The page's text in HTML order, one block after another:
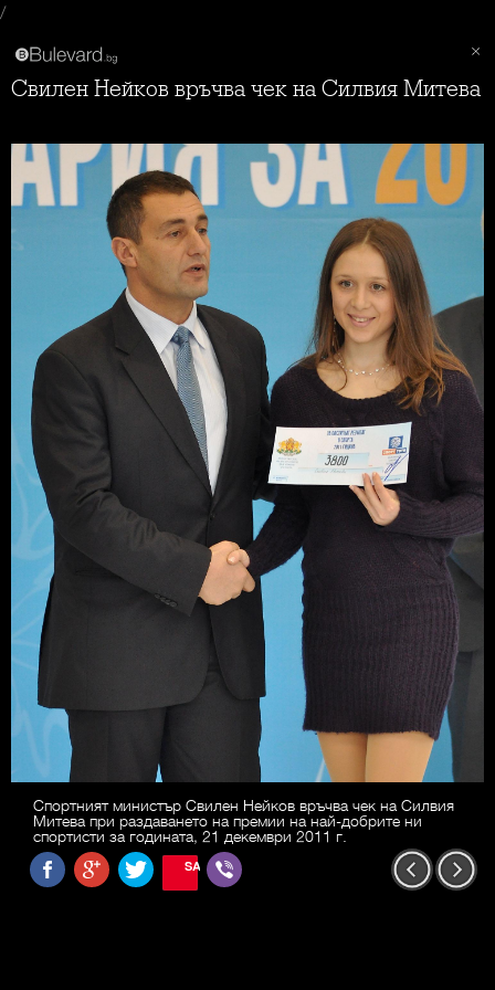
/
Свилен Нейков връчва чек на Силвия Митева
Спортният министър Свилен Нейков връчва чек на Силвия
Митева при раздаването на премии на най-добрите ни
спортисти за годината, 21 декември 2011 г.
SAVE